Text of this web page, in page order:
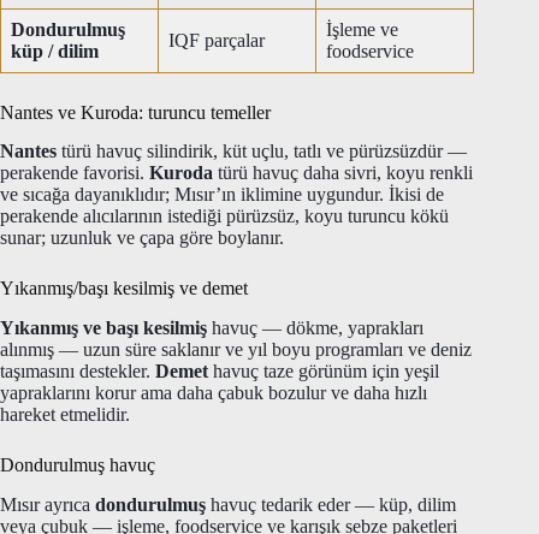
Dondurulmuş
küp / dilim
IQF parçalar
İşleme ve
foodservice
Nantes ve Kuroda: turuncu temeller
Nantes türü havuç silindirik, küt uçlu, tatlı ve pürüzsüzdür —
perakende favorisi. Kuroda türü havuç daha sivri, koyu renkli
ve sıcağa dayanıklıdır; Mısır’ın iklimine uygundur. İkisi de
perakende alıcılarının istediği pürüzsüz, koyu turuncu kökü
sunar; uzunluk ve çapa göre boylanır.
Yıkanmış/başı kesilmiş ve demet
Yıkanmış ve başı kesilmiş havuç — dökme, yaprakları
alınmış — uzun süre saklanır ve yıl boyu programları ve deniz
taşımasını destekler. Demet havuç taze görünüm için yeşil
yapraklarını korur ama daha çabuk bozulur ve daha hızlı
hareket etmelidir.
Dondurulmuş havuç
Mısır ayrıca dondurulmuş havuç tedarik eder — küp, dilim
veya çubuk — işleme, foodservice ve karışık sebze paketleri